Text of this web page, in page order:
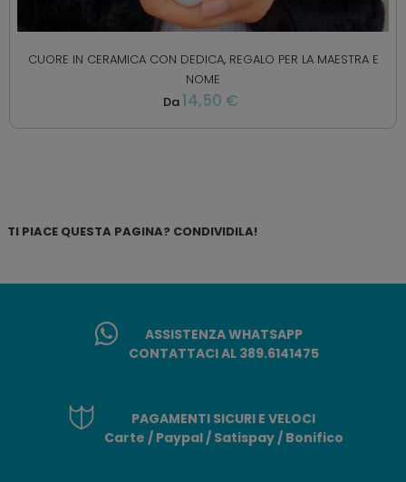
CUORE IN CERAMICA CON DEDICA, REGALO PER LA MAESTRA E
NOME
Da14,50 €
TI PIACE QUESTA PAGINA? CONDIVIDILA!
ASSISTENZA WHATSAPP
CONTATTACI AL 389.6141475
PAGAMENTI SICURI E VELOCI
Carte / Paypal / Satispay / Bonifico